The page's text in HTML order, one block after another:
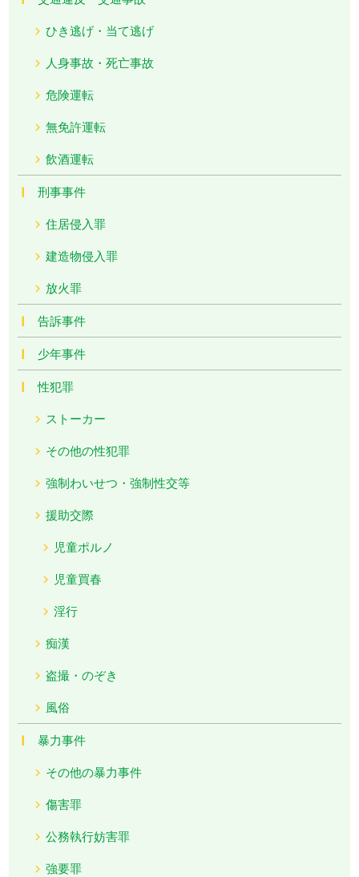
ひき逃げ・当て逃げ
人身事故・死亡事故
危険運転
無免許運転
飲酒運転
刑事事件
住居侵入罪
建造物侵入罪
放火罪
告訴事件
少年事件
性犯罪
ストーカー
その他の性犯罪
強制わいせつ・強制性交等
援助交際
児童ポルノ
児童買春
淫行
痴漢
盗撮・のぞき
風俗
暴力事件
その他の暴力事件
傷害罪
公務執行妨害罪
強要罪